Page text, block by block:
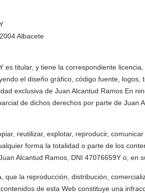
Albacete
es titular, y tiene la correspondiente
el diseño gráfico, código fuente,
exclusiva de Juan Alcantud Ramos En
de dichos derechos por parte de
reutilizar, explotar, reproducir,
forma la totalidad o parte de los
Alcantud Ramos, DNI 47076659Y o, en
que la reproducción, distribución,
de esta Web constituye una